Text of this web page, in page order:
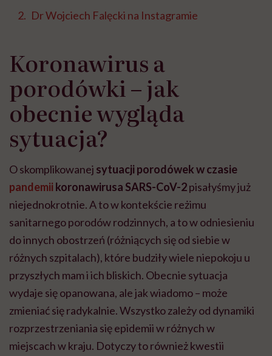
Dr Wojciech Falęcki na Instagramie
Koronawirus a
porodówki – jak
obecnie wygląda
sytuacja?
O skomplikowanej sytuacji porodówek w czasie
pandemii koronawirusa SARS-CoV-2pisałyśmy już
niejednokrotnie. A to w kontekście reżimu
sanitarnego porodów rodzinnych, a to w odniesieniu
do innych obostrzeń (różniących się od siebie w
różnych szpitalach), które budziły wiele niepokoju u
przyszłych mam i ich bliskich. Obecnie sytuacja
wydaje się opanowana, ale jak wiadomo – może
zmieniać się radykalnie. Wszystko zależy od dynamiki
rozprzestrzeniania się epidemii w różnych w
miejscach w kraju. Dotyczy to również kwestii